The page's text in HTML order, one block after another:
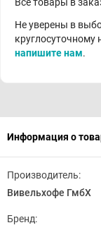
Не уверены в
круглосуточному
напишите нам.
Информация о
Производитель:
Вивельхофе ГмбХ
Бренд: